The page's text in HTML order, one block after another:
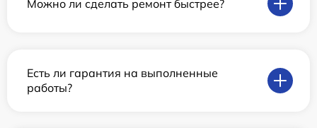
Можно ли сделать ремонт быстрее?
Есть ли гарантия на выполненные
работы?